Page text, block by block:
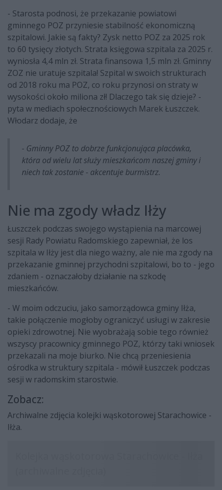
- Starosta podnosi, że przekazanie powiatowi
gminnego POZ przyniesie stabilność ekonomiczną
szpitalowi. Jakie są fakty? Zysk netto POZ za 2025 rok
to 60 tysięcy złotych. Strata księgowa szpitala za 2025 r.
wyniosła 4,4 mln zł. Strata finansowa 1,5 mln zł. Gminny
ZOZ nie uratuje szpitala! Szpital w swoich strukturach
od 2018 roku ma POZ, co roku przynosi on straty w
wysokości około miliona zł! Dlaczego tak się dzieje? -
pyta w mediach społecznościowych Marek Łuszczek.
Włodarz dodaje, że
- Gminny POZ to dobrze funkcjonująca placówka,
która od wielu lat służy mieszkańcom naszej gminy i
niech tak zostanie - akcentuje burmistrz.
Nie ma zgody władz Iłży
Łuszczek podczas swojego wystąpienia na marcowej
sesji Rady Powiatu Radomskiego zapewniał, że los
szpitala w Iłży jest dla niego ważny, ale nie ma zgody na
przekazanie gminnej przychodni szpitalowi, bo to - jego
zdaniem - oznaczałoby działanie na szkodę
mieszkańców.
- W moim odczuciu, jako samorządowca gminy Iłża,
takie połączenie mogłoby ograniczyć usługi w zakresie
opieki zdrowotnej. Nie wyobrażają sobie tego również
wszyscy pracownicy gminnego POZ, którzy taki wniosek
przekazali na moje biurko. Nie chcą przeniesienia
ośrodka w struktury szpitala - mówił Łuszczek podczas
sesji w radomskim starostwie.
Zobacz:
Archiwalne zdjęcia kolejki wąskotorowej Starachowice -
Iłża.